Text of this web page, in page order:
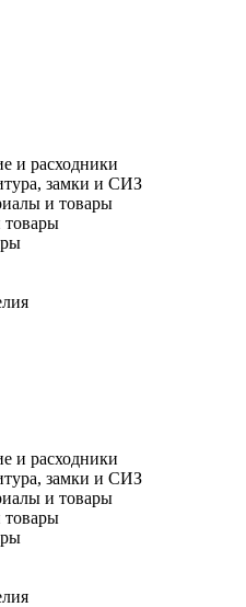
и расходники
замки и СИЗ
и товары
товары
и расходники
замки и СИЗ
и товары
товары